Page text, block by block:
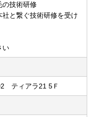
の技術研修
社と繋ぐ技術研修を受け
い
ティアラ21 5Ｆ